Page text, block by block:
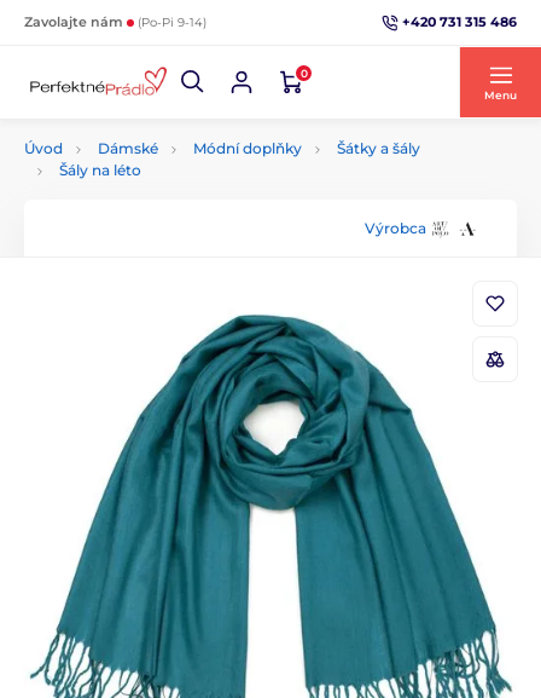
Zavolajte nám (Po-Pi 9-14) +420 731 315 486
0
Menu
Úvod Dámské Módní doplňky
Šátky a šály
Šály na léto
Výrobca